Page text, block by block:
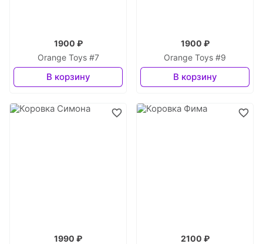
Orange Toys #7
1900 ₽
В корзину
Orange Toys #9
1900 ₽
В корзину
1990 ₽ 2100 ₽